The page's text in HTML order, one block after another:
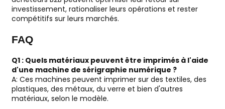
investissement, rationaliser leurs opérations et rester
compétitifs sur leurs marchés.
FAQ
Q1 : Quels matériaux peuvent être imprimés à l'aide
d'une machine de sérigraphie numérique ?
A: Ces machines peuvent imprimer sur des textiles, des
plastiques, des métaux, du verre et bien d'autres
matériaux, selon le modèle.